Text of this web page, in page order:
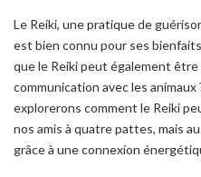
Le Reiki, une pratique de
est bien connu pour ses
que le Reiki peut également
communication avec les
explorerons comment le Reiki
nos amis à quatre pattes, mais
grâce à une connexion